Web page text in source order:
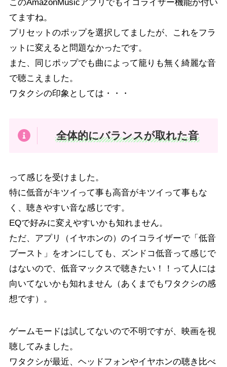
このAmazonMusicアプリでもイコライザー機能が付い
てますね。
プリセットのポップを選択してましたが、これをフラ
ットに変えると問題なかったです。
また、同じポップでも曲によって籠りも無く綺麗な音
で聴こえました。
ワタクシの印象としては・・・
全体的にバランスが取れた音
って感じを受けました。
特に低音がキツイって事も高音がキツイって事もな
く、聴きやすい音な感じです。
EQで好みに変えやすいかも知れません。
ただ、アプリ（イヤホンの）のイコライザーで「低音
ブースト」をオンにしても、ズンドコ低音って感じで
はないので、低音マックスで聴きたい！！って人には
向いてないかも知れません（あくまでもワタクシの感
想です）。
ゲームモードは試してないので不明ですが、映画を視
聴してみました。
ワタクシが最近、ヘッドフォンやイヤホンの聴き比べ